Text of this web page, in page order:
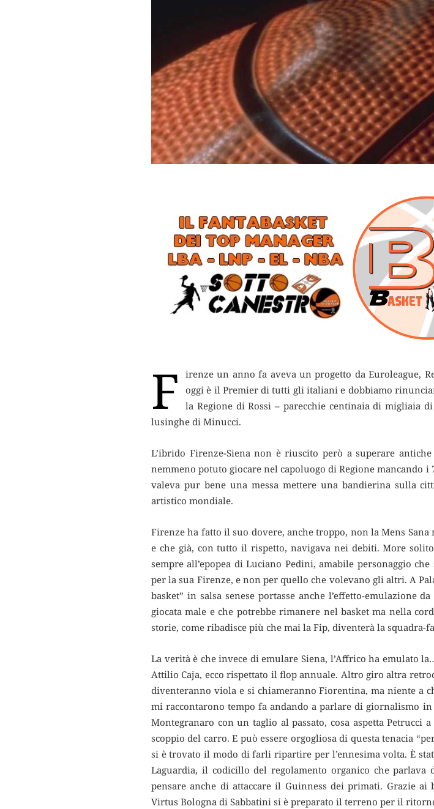
F
irenze un anno fa aveva un progetto da Euroleague,
oggi è il Premier di tutti gli italianie dobbiamo
la Regione di Rossi – parecchie centinaia di migliaia
lusinghe di Minucci.
L’ibrido Firenze-Siena non è riuscito però a superare
nemmeno potuto giocare nel capoluogo di Regione mancando i
valeva pur bene una messa mettere una bandierina sulla
artistico mondiale.
Firenze ha fatto il suo dovere, anche troppo, non la Mens
e che già, con tutto il rispetto, navigava nei debiti. More
sempre all’epopea di Luciano Pedini, amabile personaggio
per la sua Firenze, e non per quello che volevano gli altri. A
basket” in salsa senese portasse anche l’effetto-emulazione
giocata male e che potrebbe rimanere nel basket ma nella
storie, come ribadisce più che mai la Fip, diventerà la squadra-
La verità è che invece di emulare Siena, l’Affrico ha emulato
Attilio Caja, ecco rispettato il flop annuale. Altro giro altra
diventeranno viola e si chiameranno Fiorentina, ma niente a
mi raccontarono tempo fa andando a parlare di giornalismo
Montegranaro con un taglio al passato, cosa aspetta Petrucci
scoppio del carro. E può essere orgogliosa di questa tenacia
si è trovato il modo di farli ripartire per l’ennesima volta. È
Laguardia, il codicillo del regolamento organico che
pensare anche di attaccare il Guinness dei primati. Grazie
Virtus Bologna di Sabbatini si è preparato il terreno per il